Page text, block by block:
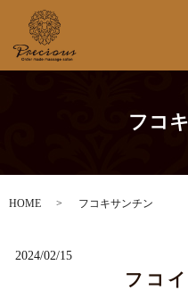
フコ
HOME フコキサンチン
2024/02/15
フコ